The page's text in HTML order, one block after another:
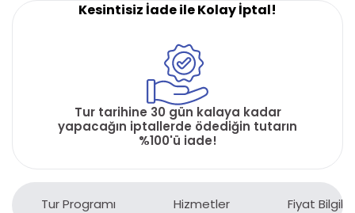
Kesintisiz İade ile Kolay İptal!
Tur tarihine 30 gün kalaya kadar
yapacağın iptallerde ödediğin tutarın
%100'ü iade!
Tur Programı Hizmetler Fiyat